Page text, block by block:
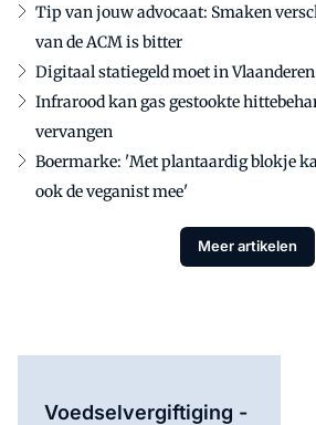
Tip van jouw advocaat: Smaken
van de ACM is bitter
Digitaal statiegeld moet in
Infrarood kan gas gestookte
vervangen
Boermarke: 'Met plantaardig blokje
ook de veganist mee'
Meer artikelen
Voedselvergiftiging -